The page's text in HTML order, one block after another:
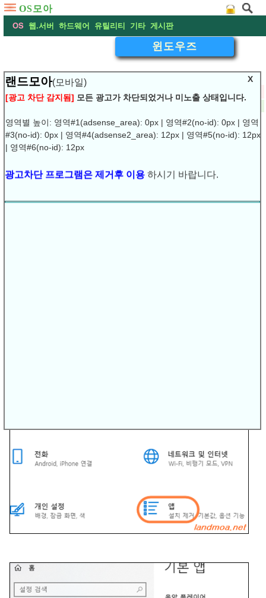
OS모아
OS 웹.서버 하드웨어 유틸리티 기타 게시판
X
랜드모아(모바일)
[광고 차단 감지됨] 모든 광고가 차단되었거나 미노출 상태입니다.
영역별 높이: 영역#1(adsense_area): 0px | 영역#2(no-id): 0px | 영역
#3(no-id): 0px | 영역#4(adsense2_area): 12px | 영역#5(no-id): 12px
| 영역#6(no-id): 12px
윈도우즈
▽윈도우즈,10-연결프로그램 설정, 기본앱 설정 변경
URL복사
▶
윈도우즈,10-연결프로그램 설정, 기본앱 설정 변경